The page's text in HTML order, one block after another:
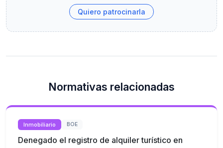
Quiero patrocinarla
Normativas relacionadas
Inmobiliario BOE
Denegado el registro de alquiler turístico en